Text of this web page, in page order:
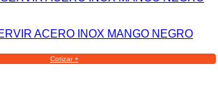
ACERO INOX MANGO NEGRO
Cotizar +